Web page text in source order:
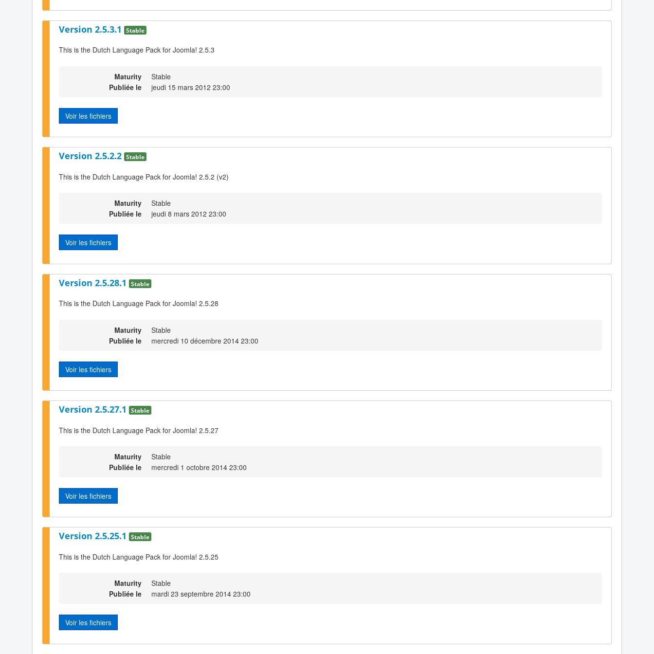
Version 2.5.3.1 Stable
This is the Dutch Language Pack for Joomla! 2.5.3
Maturity
Stable
Publiée le
jeudi 15 mars 2012 23:00
Voir les fichiers
Version 2.5.2.2 Stable
This is the Dutch Language Pack for Joomla! 2.5.2 (v2)
Maturity
Stable
Publiée le
jeudi 8 mars 2012 23:00
Voir les fichiers
Version 2.5.28.1 Stable
This is the Dutch Language Pack for Joomla! 2.5.28
Maturity
Stable
Publiée le
mercredi 10 décembre 2014 23:00
Voir les fichiers
Version 2.5.27.1 Stable
This is the Dutch Language Pack for Joomla! 2.5.27
Maturity
Stable
Publiée le
mercredi 1 octobre 2014 23:00
Voir les fichiers
Version 2.5.25.1 Stable
This is the Dutch Language Pack for Joomla! 2.5.25
Maturity
Stable
Publiée le
mardi 23 septembre 2014 23:00
Voir les fichiers